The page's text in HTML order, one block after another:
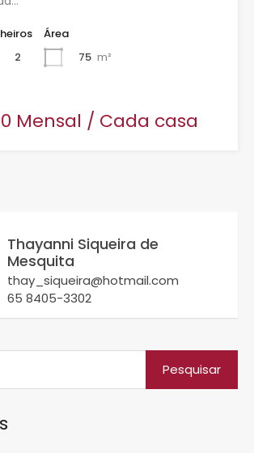
2
Área
75 m²
Mensal / Cada casa
Thayanni Siqueira de
Mesquita
thay_siqueira@hotmail.com
65 8405-3302